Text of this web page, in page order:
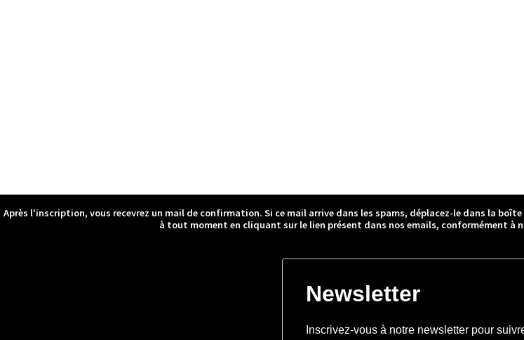
Après l'inscription, vous recevrez un mail de confirmation. Si ce mail arrive dans les spams, déplacez-le dans la
à tout moment en cliquant sur le lien présent dans nos emails, conformément